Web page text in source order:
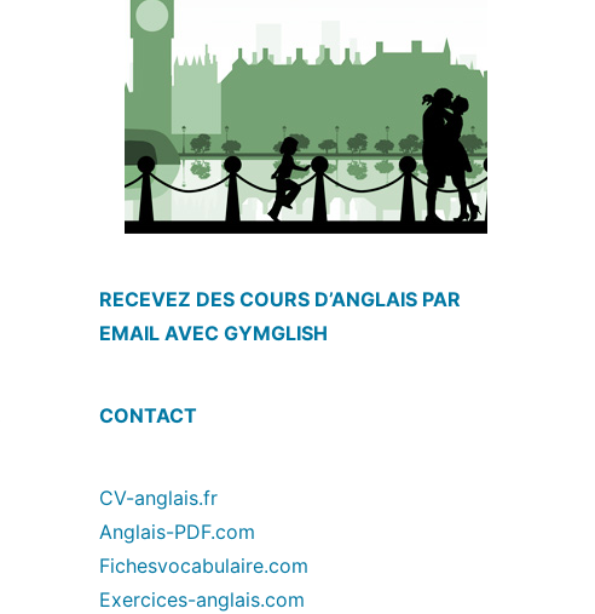
RECEVEZ DES COURS D’ANGLAIS PAR
EMAIL AVEC GYMGLISH
CONTACT
CV-anglais.fr
Anglais-PDF.com
Fichesvocabulaire.com
Exercices-anglais.com